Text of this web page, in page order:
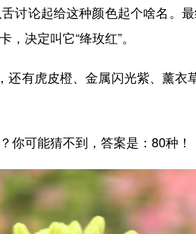
论起给这种颜色起个啥名。最
决定叫它“绛玫红”。
有虎皮橙、金属闪光紫、薰衣
可能猜不到，答案是：80种！